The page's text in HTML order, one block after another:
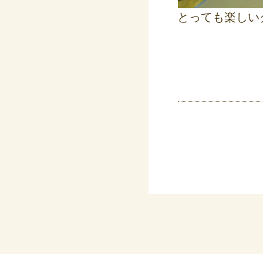
とっても楽し